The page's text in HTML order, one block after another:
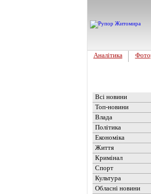
Аналітика
Всі новини
Топ-новини
Влада
Політика
Економіка
Життя
Кримінал
Спорт
Культура
Обласні новини